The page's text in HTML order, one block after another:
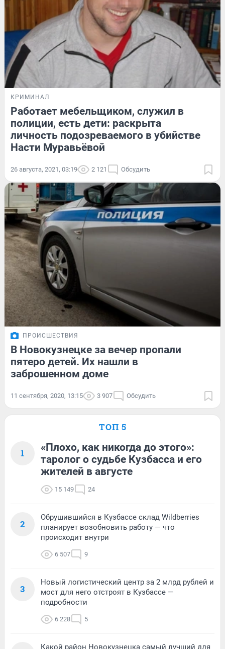
КРИМИНАЛ
Работает мебельщиком, служил в
полиции, есть дети: раскрыта
личность подозреваемого в убийстве
Насти Муравьёвой
26 августа, 2021, 03:19 2 121 Обсудить
ПРОИСШЕСТВИЯ
В Новокузнецке за вечер пропали
пятеро детей. Их нашли в
заброшенном доме
11 сентября, 2020, 13:15 3 907 Обсудить
ТОП 5
1
«Плохо, как никогда до этого»:
таролог о судьбе Кузбасса и его
жителей в августе
15 149 24
2
Обрушившийся в Кузбассе склад Wildberries
планирует возобновить работу — что
происходит внутри
6 507 9
3
Новый логистический центр за 2 млрд рублей и
мост для него отстроят в Кузбассе —
подробности
6 228 5
Какой район Новокузнецка самый лучший для